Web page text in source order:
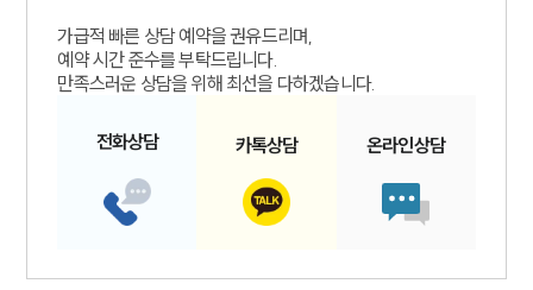
가급적 빠른 상담 예약을 권유드리며,
예약 시간 준수를 부탁드립니다.
만족스러운 상담을 위해 최선을 다하겠습니다.
전화상담 카톡상담 온라인상담